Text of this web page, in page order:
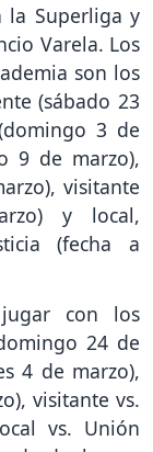
la Superliga y
Varela. Los
son los
(sábado 23
3 de
9 de marzo),
visitante
y local,
(fecha a
con los
24 de
4 de marzo),
visitante vs.
vs. Unión